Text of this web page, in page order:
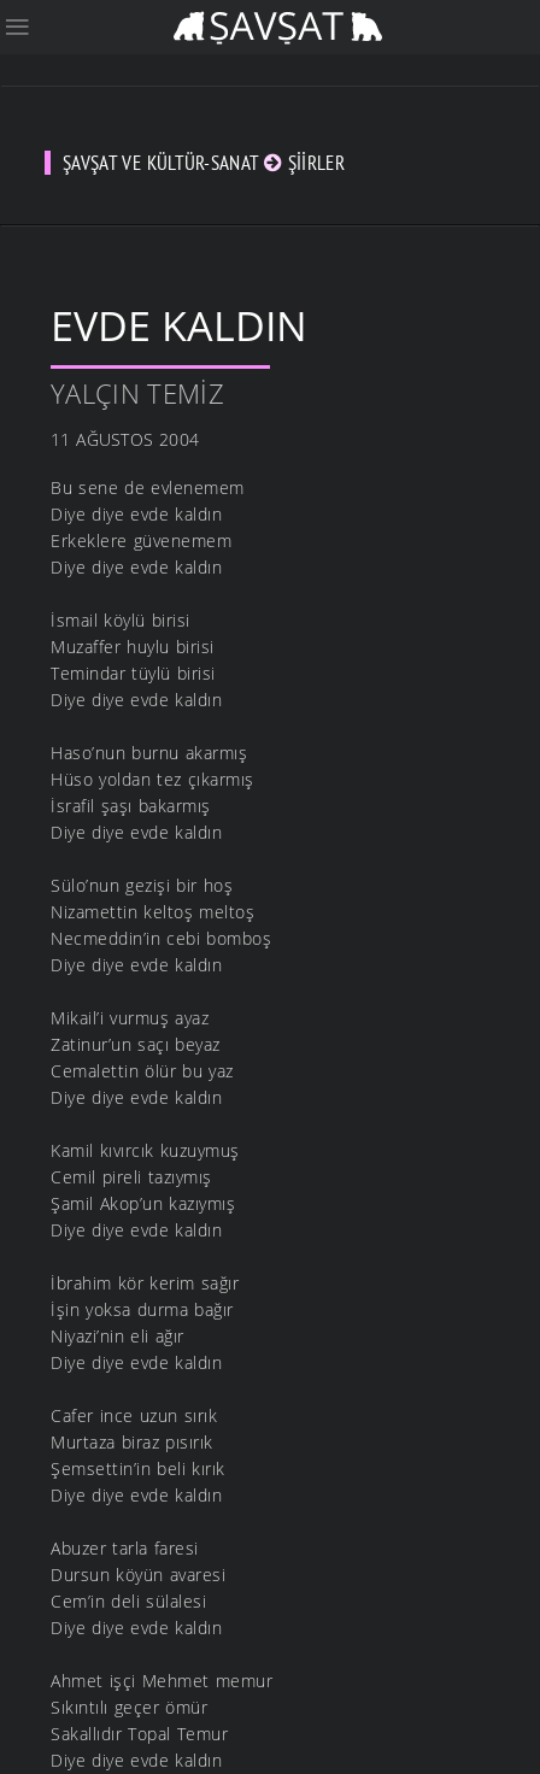
ŞAVŞAT VE KÜLTÜR-SANAT ŞIIRLER
EVDE KALDIN
YALÇIN TEMIZ
11 AĞUSTOS 2004
Bu sene de evlenemem
Diye diye evde kaldın
Erkeklere güvenemem
Diye diye evde kaldın
İsmail köylü birisi
Muzaffer huylu birisi
Temindar tüylü birisi
Diye diye evde kaldın
Haso’nun burnu akarmış
Hüso yoldan tez çıkarmış
İsrafil şaşı bakarmış
Diye diye evde kaldın
Sülo’nun gezişi bir hoş
Nizamettin keltoş meltoş
Necmeddin’in cebi bomboş
Diye diye evde kaldın
Mikail’i vurmuş ayaz
Zatinur’un saçı beyaz
Cemalettin ölür bu yaz
Diye diye evde kaldın
Kamil kıvırcık kuzuymuş
Cemil pireli tazıymış
Şamil Akop’un kazıymış
Diye diye evde kaldın
İbrahim kör kerim sağır
İşin yoksa durma bağır
Niyazi’nin eli ağır
Diye diye evde kaldın
Cafer ince uzun sırık
Murtaza biraz pısırık
Şemsettin’in beli kırık
Diye diye evde kaldın
Abuzer tarla faresi
Dursun köyün avaresi
Cem’in deli sülalesi
Diye diye evde kaldın
Ahmet işçi Mehmet memur
Sıkıntılı geçer ömür
Sakallıdır Topal Temur
Diye diye evde kaldın